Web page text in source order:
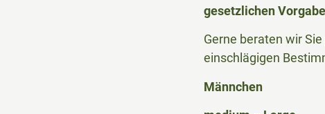
gesetzlichen
Gerne beraten wir
einschlägigen
Männchen